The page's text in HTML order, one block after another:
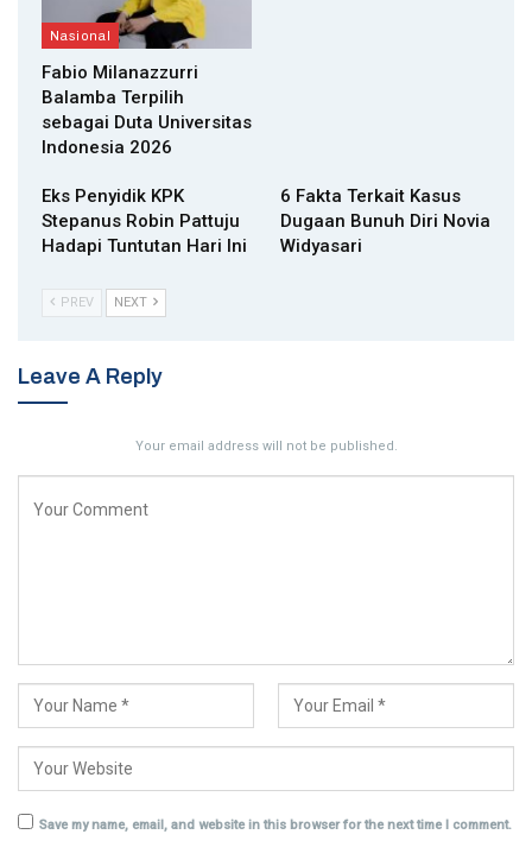
Nasional
Fabio Milanazzurri
Balamba Terpilih
sebagai Duta Universitas
Indonesia 2026
Eks Penyidik KPK
Stepanus Robin Pattuju
Hadapi Tuntutan Hari Ini
6 Fakta Terkait Kasus
Dugaan Bunuh Diri Novia
Widyasari
PREV NEXT
Leave A Reply
Your email address will not be published.
Save my name, email, and website in this browser for the next time I comment.